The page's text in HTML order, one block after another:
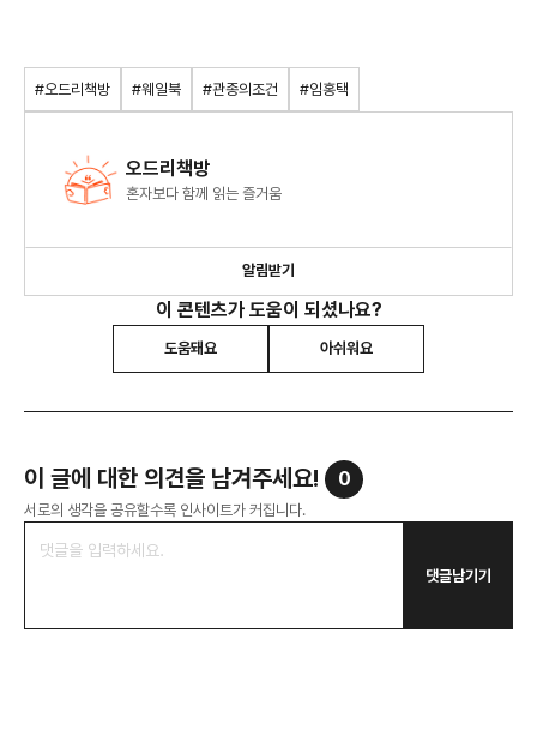
#오드리책방 #웨일북 #관종의조건 #임홍택
오드리책방
혼자보다 함께 읽는 즐거움
알림받기
이 콘텐츠가 도움이 되셨나요?
도움돼요 아쉬워요
이 글에 대한 의견을 남겨주세요! 0
서로의 생각을 공유할수록 인사이트가 커집니다.
댓글남기기